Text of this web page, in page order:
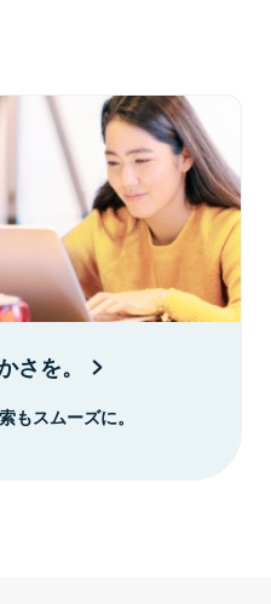
さを。
もスムーズに。